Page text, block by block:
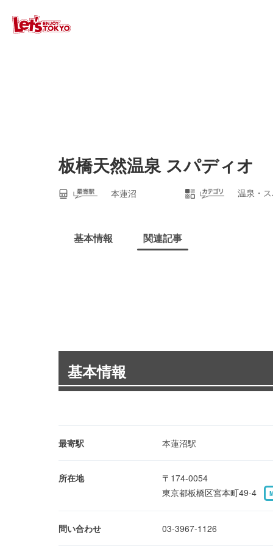
板橋天然温泉 スパディオ
本蓮沼 温泉・
基本情報 関連記事
基本情報
最寄駅 本蓮沼駅
所在地
〒174-0054
東京都板橋区宮本町49-4
問い合わせ 03-3967-1126